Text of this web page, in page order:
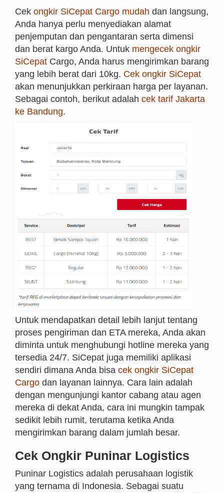
Cek ongkir SiCepat Cargo mudah dan langsung,
Anda hanya perlu menyediakan alamat
penjemputan dan pengantaran serta dimensi
dan berat kargo Anda. Untuk mengecek ongkir
SiCepat Cargo, Anda harus mengirimkan barang
yang lebih berat dari 10kg. Cek ongkir SiCepat
akan menunjukkan perkiraan harga per layanan.
Sebagai contoh, berikut adalah cek tarif Jakarta
ke Bandung.
Untuk mendapatkan detail lebih lanjut tentang
proses pengiriman dan ETA mereka, Anda akan
diminta untuk menghubungi hotline mereka yang
tersedia 24/7. SiCepat juga memiliki aplikasi
sendiri dimana Anda bisa cek ongkir SiCepat
Cargo dan layanan lainnya. Cara lain adalah
dengan mengunjungi kantor cabang atau agen
mereka di dekat Anda, cara ini mungkin tampak
sedikit lebih rumit, terutama ketika Anda
mengirimkan barang dalam jumlah besar.
Cek Ongkir Puninar Logistics
Puninar Logistics adalah perusahaan logistik
yang ternama di Indonesia. Sebagai suatu